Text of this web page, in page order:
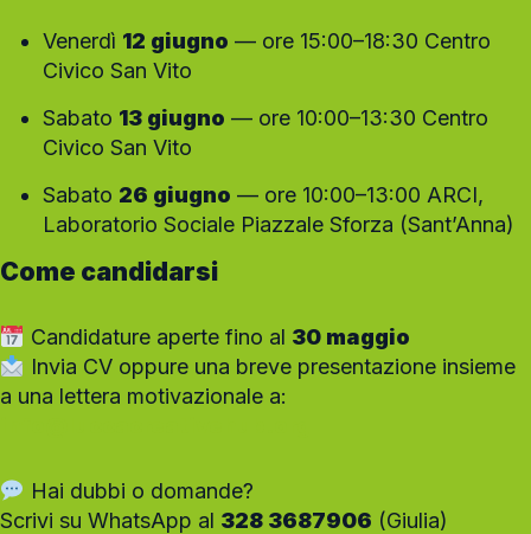
Venerdì 12 giugno — ore 15:00–18:30 Centro
Civico San Vito
Sabato 13 giugno — ore 10:00–13:30 Centro
Civico San Vito
Sabato 26 giugno — ore 10:00–13:00 ARCI,
Laboratorio Sociale Piazzale Sforza (Sant’Anna)
Come candidarsi
Candidature aperte fino al 30 maggio
Invia CV oppure una breve presentazione insieme
a una lettera motivazionale a:
Hai dubbi o domande?
Scrivi su WhatsApp al 328 3687906 (Giulia)